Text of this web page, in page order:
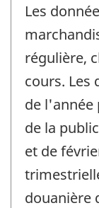
Les
régulière,
cours. Les
de l'année
de la
et de
douanière